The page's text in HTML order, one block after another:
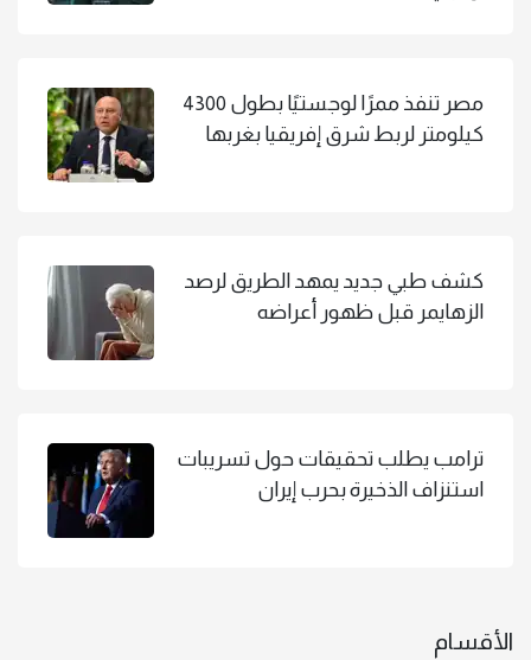
مصر تنفذ ممرًا لوجستيًا بطول 4300
كيلومتر لربط شرق إفريقيا بغربها
كشف طبي جديد يمهد الطريق لرصد
الزهايمر قبل ظهور أعراضه
ترامب يطلب تحقيقات حول تسريبات
استنزاف الذخيرة بحرب إيران
الأقسام